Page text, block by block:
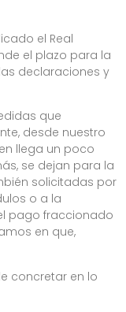
el Real
el plazo para la
declaraciones y
que
desde nuestro
llega un poco
se dejan para la
solicitadas por
o a la
pago fraccionado
en que,
concretar en lo